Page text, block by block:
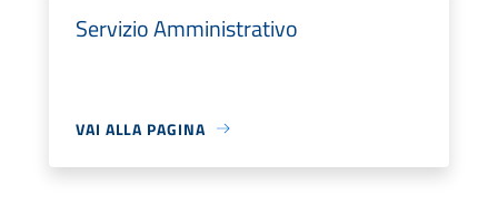
Servizio Amministrativo
VAI ALLA PAGINA